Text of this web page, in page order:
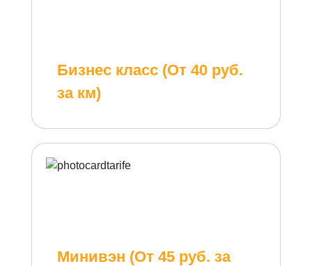
Бизнес класс (От 40 руб.
за км)
Минивэн (От 45 руб. за